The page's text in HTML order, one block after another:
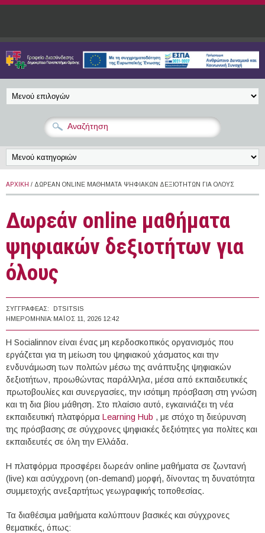
Παράκαμψη προς το κυρίως περιεχόμενο
ΑΡΧΙΚΉ / ΔΩΡΕΆΝ ONLINE ΜΑΘΉΜΑΤΑ ΨΗΦΙΑΚΏΝ ΔΕΞΙΟΤΉΤΩΝ ΓΙΑ ΌΛΟΥΣ
Δωρεάν online μαθήματα
ψηφιακών δεξιοτήτων για
όλους
ΣΥΓΓΡΑΦΈΑΣ:
DTSITSIS
ΗΜΕΡΟΜΗΝΊΑ: ΜΆΙΟΣ 11, 2026 12:42
Η Socialinnov είναι ένας μη κερδοσκοπικός οργανισμός που
εργάζεται για τη μείωση του ψηφιακού χάσματος και την
ενδυνάμωση των πολιτών μέσω της ανάπτυξης ψηφιακών
δεξιοτήτων, προωθώντας παράλληλα, μέσα από εκπαιδευτικές
πρωτοβουλίες και συνεργασίες, την ισότιμη πρόσβαση στη γνώση
και τη δια βίου μάθηση. Στο πλαίσιο αυτό, εγκαινιάζει τη νέα
εκπαιδευτική πλατφόρμα Learning Hub , με στόχο τη διεύρυνση
της πρόσβασης σε σύγχρονες ψηφιακές δεξιότητες για πολίτες και
εκπαιδευτές σε όλη την Ελλάδα.
Η πλατφόρμα προσφέρει δωρεάν online μαθήματα σε ζωντανή
(live) και ασύγχρονη (on-demand) μορφή, δίνοντας τη δυνατότητα
συμμετοχής ανεξαρτήτως γεωγραφικής τοποθεσίας.
Τα διαθέσιμα μαθήματα καλύπτουν βασικές και σύγχρονες
θεματικές, όπως: